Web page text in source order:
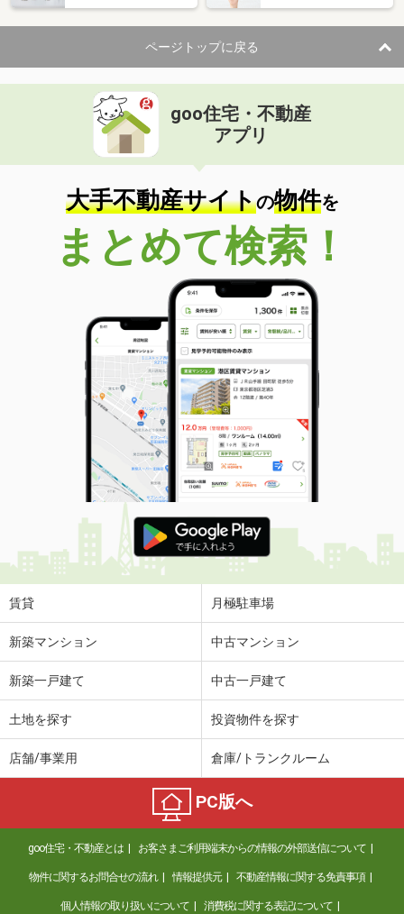
住 所
沖縄県那覇市安謝２丁目
専有面積 35.88m²
間取り
1LDK
沖縄県島尻郡南風原町字照屋
価 格
住 所
沖縄県島尻郡南風原町字照屋
専有面積 22.5m²
間取り
ワンルーム
沖縄県那覇市安謝２丁目
価 格
11.70万円
沖縄県那覇市安謝２丁目
35.88m²
間取り
1LDK
沖縄県那覇市安謝２丁目
価 格
11.50万円
住 所
沖縄県那覇市安謝２丁目
専有面積 35.88m²
間取り
1LDK
沖縄県那覇市安謝２丁目
価 格
11.80万円
住 所
沖縄県那覇市安謝２丁目
専有面積
沖縄県那覇市字天久
3.50万円
沖縄県那覇市字安里
10.20万円
住 所
沖縄県那覇市字安里
専有面積 41.4m²
間取り
1LDK
沖縄県宜野湾市野嵩２
ページトップに戻る
goo住宅・不動産
アプリ
大手不動産サイトの物件を
まとめて検索！
賃貸 月極駐車場
新築マンション 中古マンション
新築一戸建て 中古一戸建て
土地を探す 投資物件を探す
店舗/事業用 倉庫/トランクルーム
PC版へ
goo住宅・不動産とは お客さまご利用端末からの情報の外部送信について
物件に関するお問合せの流れ 情報提供元 不動産情報に関する免責事項
個人情報の取り扱いについて 消費税に関する表記について